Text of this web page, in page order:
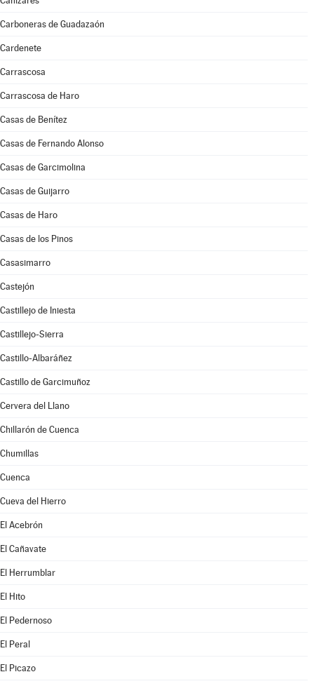
Carboneras de Guadazaón
Cardenete
Carrascosa
Carrascosa de Haro
Casas de Benítez
Casas de Fernando Alonso
Casas de Garcimolina
Casas de Guijarro
Casas de Haro
Casas de los Pinos
Casasimarro
Castejón
Castillejo de Iniesta
Castillejo-Sierra
Castillo-Albaráñez
Castillo de Garcimuñoz
Cervera del Llano
Chillarón de Cuenca
Chumillas
Cuenca
Cueva del Hierro
El Acebrón
El Cañavate
El Herrumblar
El Hito
El Pedernoso
El Peral
El Picazo